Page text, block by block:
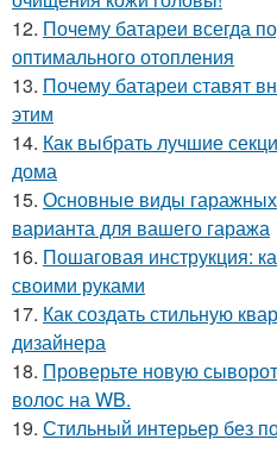
12. Почему батареи всегда
оптимального отопления
13. Почему батареи ставят
этим
14. Как выбрать лучшие
дома
15. Основные виды
варианта для вашего гаража
16. Пошаговая инструкция:
своими руками
17. Как создать стильную
дизайнера
18. Проверьте новую
волос на WB.
19. Стильный интерьер без